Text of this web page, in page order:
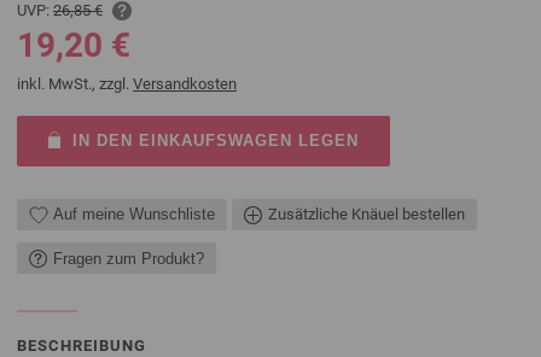
UVP: 26,85 €
19,20 €
inkl. MwSt., zzgl. Versandkosten
IN DEN EINKAUFSWAGEN LEGEN
Auf meine Wunschliste Zusätzliche Knäuel bestellen
Fragen zum Produkt?
BESCHREIBUNG